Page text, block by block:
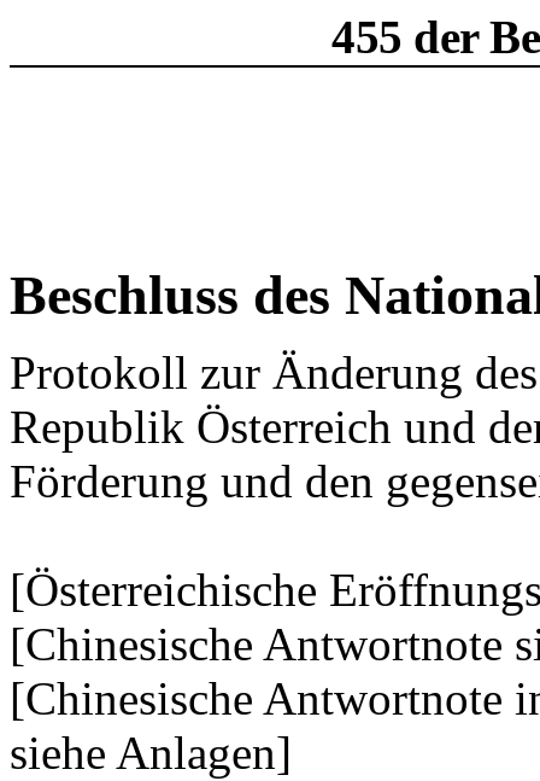
455 der
Beschluss des
Protokoll zur Änderung
Republik Österreich und
Förderung und den
[Österreichische
[Chinesische Antwortnote
[Chinesische Antwortnote
siehe Anlagen]